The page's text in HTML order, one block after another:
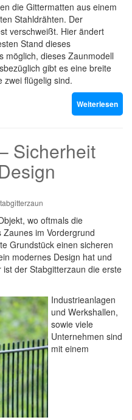
die Gittermatten aus einem
Stahldrähten. Der
verschweißt. Hier ändert
Stand dieses
möglich, dieses Zaunmodell
gibt es eine breite
zwei flügelig sind.
Weiterlesen
Sicherheit
wo oftmals die
im Vordergrund
Grundstück einen sicheren
modernes Design hat und
der Stabgitterzaun die erste
Industrieanlagen
und Werkshallen,
sowie viele
Unternehmen sind
mit einem